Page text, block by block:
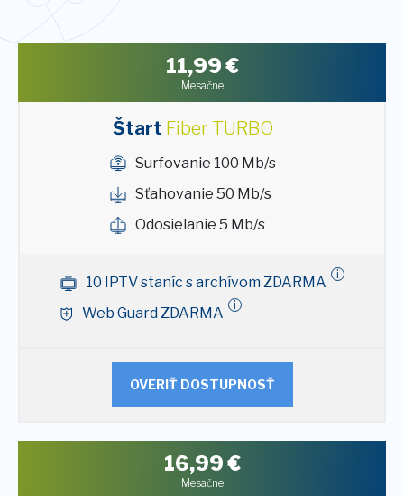
11,99€
Mesačne
Štart Fiber TURBO
Surfovanie 100 Mb/s
Sťahovanie 50 Mb/s
Odosielanie 5 Mb/s
10 IPTV staníc s archívom ZDARMA i
Web Guard ZDARMA i
OVERIŤ DOSTUPNOSŤ
16,99€
Mesačne